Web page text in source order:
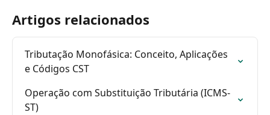
Artigos relacionados
Tributação Monofásica: Conceito, Aplicações
e Códigos CST
Operação com Substituição Tributária (ICMS-
ST)